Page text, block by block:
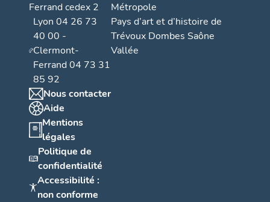
Ferrand cedex 2
Lyon 04 26 73
40 00 -
Clermont-
Ferrand 04 73 31
85 92
Nous contacter
Aide
Mentions
légales
Politique de
confidentialité
Accessibilité :
non conforme
Métropole
Pays d’art et d’histoire de
Trévoux Dombes Saône
Vallée